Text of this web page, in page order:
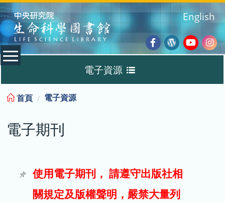
:::
Facebook
Wordpress
English
電子資源
電子期刊
首頁 電子資源
電子期刊
使用電子期刊， 請遵守出版社相
關規定及版權聲明，嚴禁大量列